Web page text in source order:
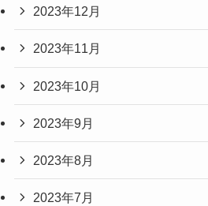
2023年12月
2023年11月
2023年10月
2023年9月
2023年8月
2023年7月